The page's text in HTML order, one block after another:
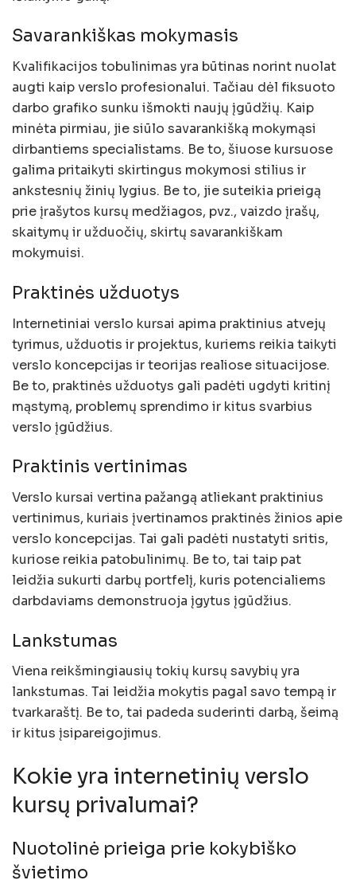
Savarankiškas mokymasis
Kvalifikacijos tobulinimas yra būtinas norint nuolat
augti kaip verslo profesionalui. Tačiau dėl fiksuoto
darbo grafiko sunku išmokti naujų įgūdžių. Kaip
minėta pirmiau, jie siūlo savarankišką mokymąsi
dirbantiems specialistams. Be to, šiuose kursuose
galima pritaikyti skirtingus mokymosi stilius ir
ankstesnių žinių lygius. Be to, jie suteikia prieigą
prie įrašytos kursų medžiagos, pvz., vaizdo įrašų,
skaitymų ir užduočių, skirtų savarankiškam
mokymuisi.
Praktinės užduotys
Internetiniai verslo kursai apima praktinius atvejų
tyrimus, užduotis ir projektus, kuriems reikia taikyti
verslo koncepcijas ir teorijas realiose situacijose.
Be to, praktinės užduotys gali padėti ugdyti kritinį
mąstymą, problemų sprendimo ir kitus svarbius
verslo įgūdžius.
Praktinis vertinimas
Verslo kursai vertina pažangą atliekant praktinius
vertinimus, kuriais įvertinamos praktinės žinios apie
verslo koncepcijas. Tai gali padėti nustatyti sritis,
kuriose reikia patobulinimų. Be to, tai taip pat
leidžia sukurti darbų portfelį, kuris potencialiems
darbdaviams demonstruoja įgytus įgūdžius.
Lankstumas
Viena reikšmingiausių tokių kursų savybių yra
lankstumas. Tai leidžia mokytis pagal savo tempą ir
tvarkaraštį. Be to, tai padeda suderinti darbą, šeimą
ir kitus įsipareigojimus.
Kokie yra internetinių verslo
kursų privalumai?
Nuotolinė prieiga prie kokybiško
švietimo